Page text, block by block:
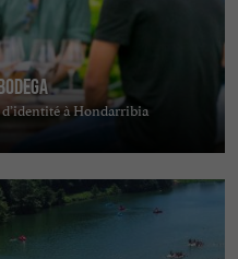
à Hondarribia